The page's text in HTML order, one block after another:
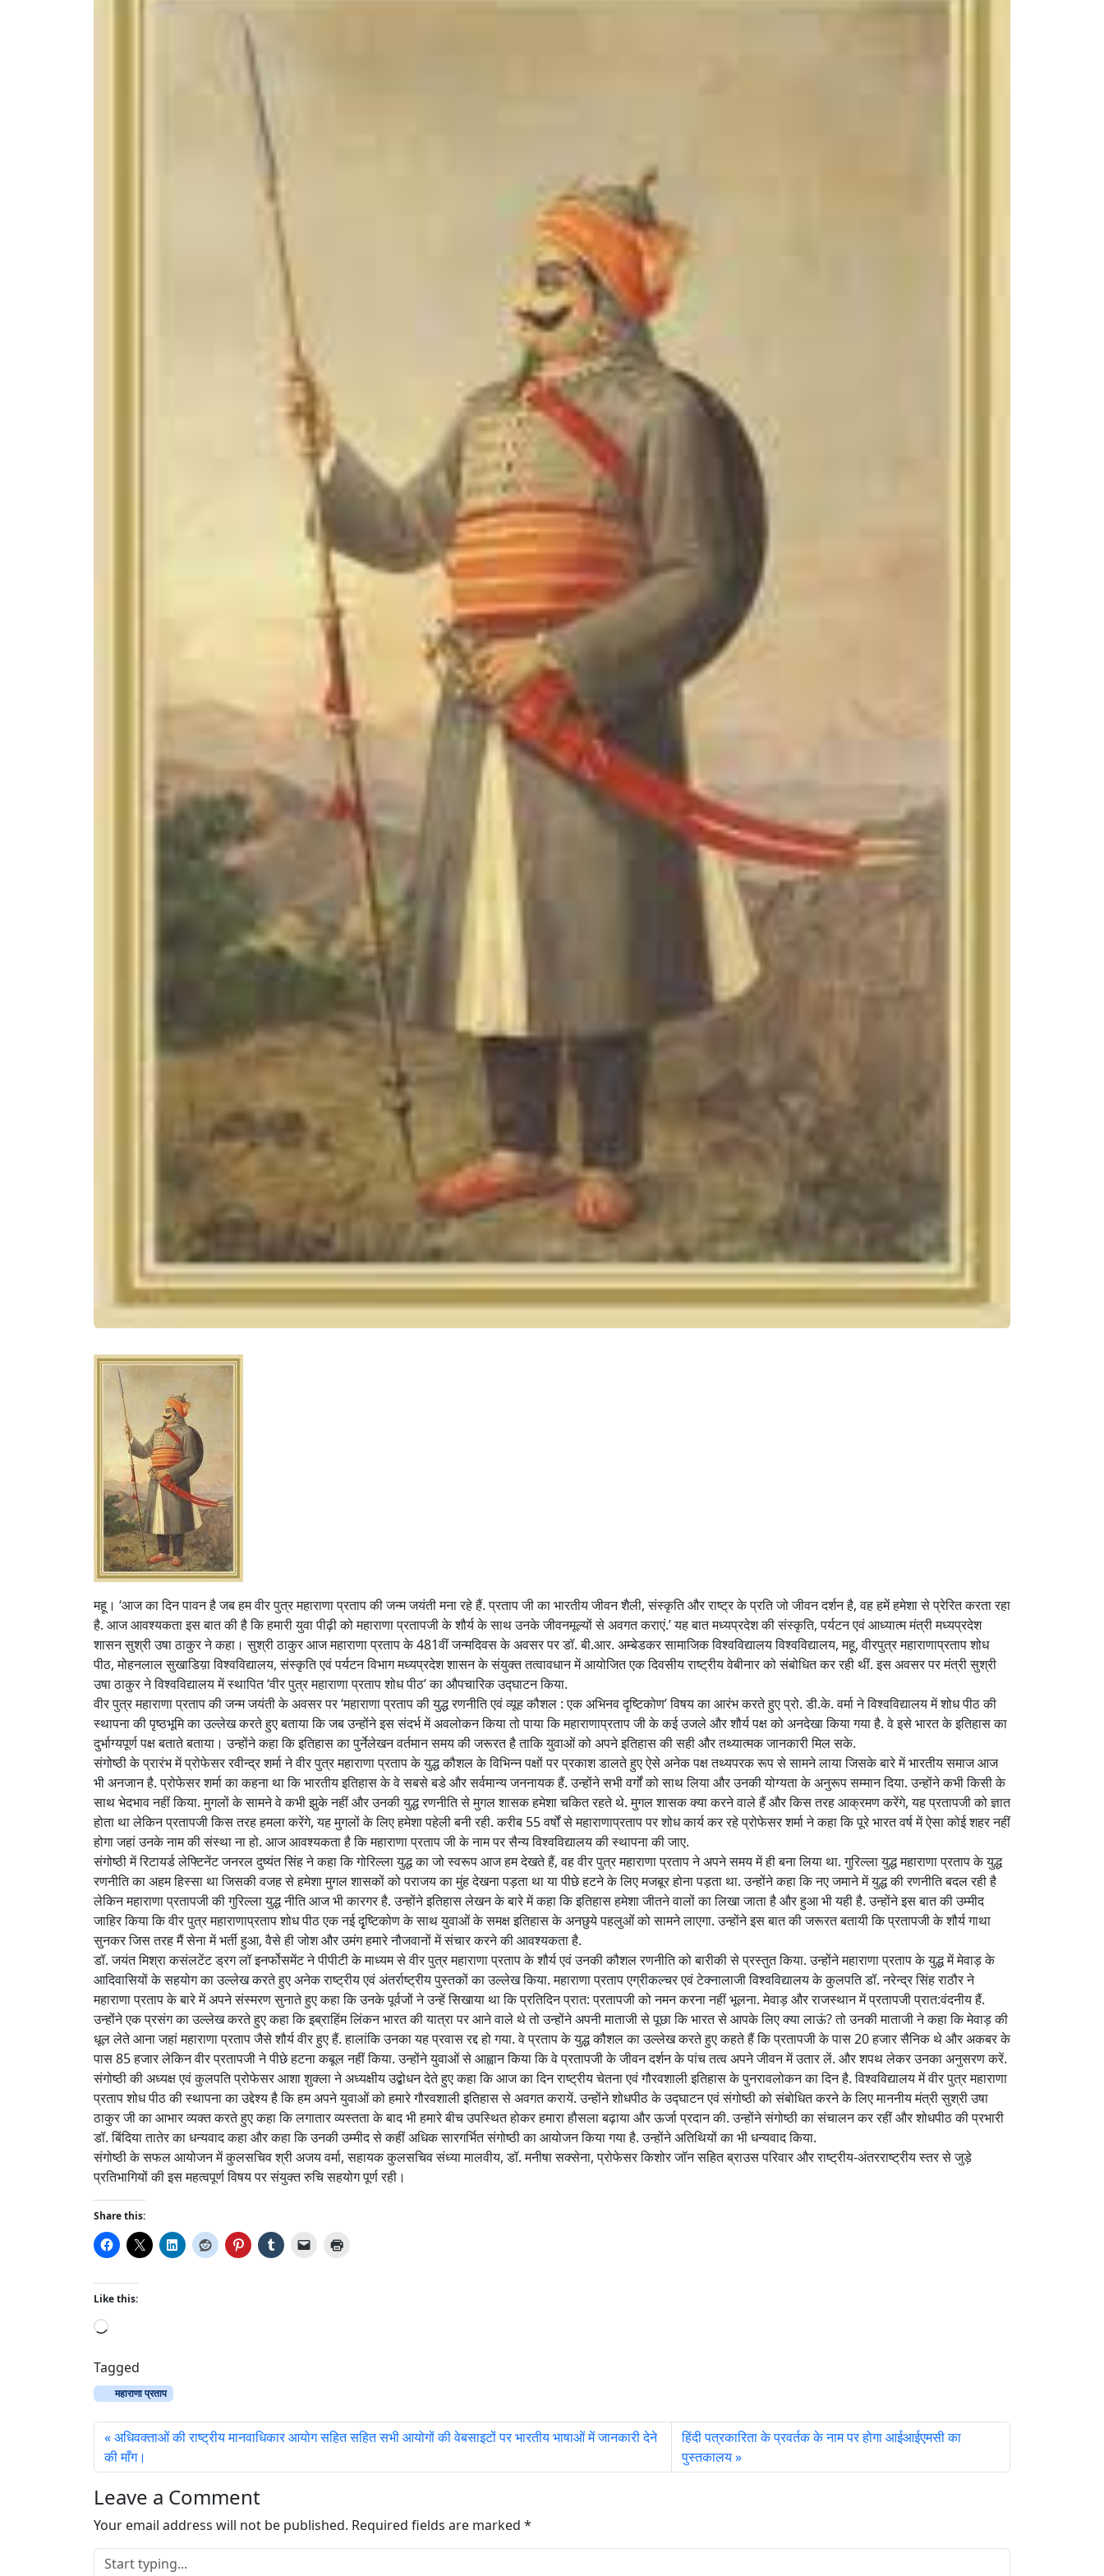
महू। ‘आज का दिन पावन है जब हम वीर पुत्र महाराणा प्रताप की जन्म जयंती मना रहे हैं. प्रताप जी का भारतीय जीवन शैली, संस्कृति और राष्ट्र के प्रति जो जीवन दर्शन है, वह हमें हमेशा से प्रेरित करता रहा
है. आज आवश्यकता इस बात की है कि हमारी युवा पीढ़ी को महाराणा प्रतापजी के शौर्य के साथ उनके जीवनमूल्यों से अवगत कराएं.’ यह बात मध्यप्रदेश की संस्कृति, पर्यटन एवं आध्यात्म मंत्री मध्यप्रदेश
शासन सुश्री उषा ठाकुर ने कहा। सुश्री ठाकुर आज महाराणा प्रताप के 481वीं जन्मदिवस के अवसर पर डॉ. बी.आर. अम्बेडकर सामाजिक विश्वविद्यालय विश्वविद्यालय, महू, वीरपुत्र महाराणाप्रताप शोध
पीठ, मोहनलाल सुखाडिय़ा विश्वविद्यालय, संस्कृति एवं पर्यटन विभाग मध्यप्रदेश शासन के संयुक्त तत्वावधान में आयोजित एक दिवसीय राष्ट्रीय वेबीनार को संबोधित कर रही थीं. इस अवसर पर मंत्री सुश्री
उषा ठाकुर ने विश्वविद्यालय में स्थापित ‘वीर पुत्र महाराणा प्रताप शोध पीठ’ का औपचारिक उद्घाटन किया.
वीर पुत्र महाराणा प्रताप की जन्म जयंती के अवसर पर ‘महाराणा प्रताप की युद्ध रणनीति एवं व्यूह कौशल : एक अभिनव दृष्टिकोण’ विषय का आरंभ करते हुए प्रो. डी.के. वर्मा ने विश्वविद्यालय में शोध पीठ की
स्थापना की पृष्ठभूमि का उल्लेख करते हुए बताया कि जब उन्होंने इस संदर्भ में अवलोकन किया तो पाया कि महाराणाप्रताप जी के कई उजले और शौर्य पक्ष को अनदेखा किया गया है. वे इसे भारत के इतिहास का
दुर्भाग्यपूर्ण पक्ष बताते बताया। उन्होंने कहा कि इतिहास का पुर्नेलेखन वर्तमान समय की जरूरत है ताकि युवाओं को अपने इतिहास की सही और तथ्यात्मक जानकारी मिल सके.
संगोष्ठी के प्रारंभ में प्रोफेसर रवीन्द्र शर्मा ने वीर पुत्र महाराणा प्रताप के युद्ध कौशल के विभिन्न पक्षों पर प्रकाश डालते हुए ऐसे अनेक पक्ष तथ्यपरक रूप से सामने लाया जिसके बारे में भारतीय समाज आज
भी अनजान है. प्रोफेसर शर्मा का कहना था कि भारतीय इतिहास के वे सबसे बडे और सर्वमान्य जननायक हैं. उन्होंने सभी वर्गों को साथ लिया और उनकी योग्यता के अनुरूप सम्मान दिया. उन्होंने कभी किसी के
साथ भेदभाव नहीं किया. मुगलों के सामने वे कभी झुके नहीं और उनकी युद्ध रणनीति से मुगल शासक हमेशा चकित रहते थे. मुगल शासक क्या करने वाले हैं और किस तरह आक्रमण करेंगे, यह प्रतापजी को ज्ञात
होता था लेकिन प्रतापजी किस तरह हमला करेंगे, यह मुगलों के लिए हमेशा पहेली बनी रही. करीब 55 वर्षों से महाराणाप्रताप पर शोध कार्य कर रहे प्रोफेसर शर्मा ने कहा कि पूरे भारत वर्ष में ऐसा कोई शहर नहीं
होगा जहां उनके नाम की संस्था ना हो. आज आवश्यकता है कि महाराणा प्रताप जी के नाम पर सैन्य विश्वविद्यालय की स्थापना की जाए.
संगोष्ठी में रिटायर्ड लेफ्टिनेंट जनरल दुष्यंत सिंह ने कहा कि गोरिल्ला युद्ध का जो स्वरूप आज हम देखते हैं, वह वीर पुत्र महाराणा प्रताप ने अपने समय में ही बना लिया था. गुरिल्ला युद्ध महाराणा प्रताप के युद्ध
रणनीति का अहम हिस्सा था जिसकी वजह से हमेशा मुगल शासकों को पराजय का मुंह देखना पड़ता था या पीछे हटने के लिए मजबूर होना पड़ता था. उन्होंने कहा कि नए जमाने में युद्ध की रणनीति बदल रही है
लेकिन महाराणा प्रतापजी की गुरिल्ला युद्ध नीति आज भी कारगर है. उन्होंने इतिहास लेखन के बारे में कहा कि इतिहास हमेशा जीतने वालों का लिखा जाता है और हुआ भी यही है. उन्होंने इस बात की उम्मीद
जाहिर किया कि वीर पुत्र महाराणाप्रताप शोध पीठ एक नई दृृष्टिकोण के साथ युवाओं के समक्ष इतिहास के अनछुये पहलुओंं को सामने लाएगा. उन्होंने इस बात की जरूरत बतायी कि प्रतापजी के शौर्य गाथा
सुनकर जिस तरह मैं सेना में भर्ती हुआ, वैसे ही जोश और उमंग हमारे नौजवानों में संचार करने की आवश्यकता है.
डॉ. जयंत मिश्रा कसंलटेंट ड्रग लॉ इनर्फोसमेंट ने पीपीटी के माध्यम से वीर पुत्र महाराणा प्रताप के शौर्य एवं उनकी कौशल रणनीति को बारीकी से प्रस्तुत किया. उन्होंने महाराणा प्रताप के युद्ध में मेवाड़ के
आदिवासियों के सहयोग का उल्लेख करते हुए अनेक राष्ट्रीय एवं अंतर्राष्ट्रीय पुस्तकों का उल्लेख किया. महाराणा प्रताप एग्रीकल्चर एवं टेक्नालाजी विश्वविद्यालय के कुलपति डॉ. नरेन्द्र सिंह राठौर ने
महाराणा प्रताप के बारे में अपने संस्मरण सुनाते हुए कहा कि उनके पूर्वजों ने उन्हें सिखाया था कि प्रतिदिन प्रात: प्रतापजी को नमन करना नहीं भूलना. मेवाड़ और राजस्थान में प्रतापजी प्रात:वंदनीय हैं.
उन्होंंने एक प्रसंग का उल्लेख करते हुए कहा कि इब्राहिंम लिंकन भारत की यात्रा पर आने वाले थे तो उन्होंने अपनी माताजी से पूछा कि भारत से आपके लिए क्या लाऊं? तो उनकी माताजी ने कहा कि मेवाड़ की
धूल लेते आना जहां महाराणा प्रताप जैसे शौर्य वीर हुए हैं. हालांकि उनका यह प्रवास रद्द हो गया. वे प्रताप के युद्ध कौशल का उल्लेख करते हुए कहते हैं कि प्रतापजी के पास 20 हजार सैनिक थे और अकबर के
पास 85 हजार लेकिन वीर प्रतापजी ने पीछे हटना कबूल नहीं किया. उन्होंने युवाओं से आह्वान किया कि वे प्रतापजी के जीवन दर्शन के पांच तत्व अपने जीवन में उतार लें. और शपथ लेकर उनका अनुसरण करें.
संगोष्ठी की अध्यक्ष एवं कुलपति प्रोफेसर आशा शुक्ला ने अध्यक्षीय उद्बोधन देते हुए कहा कि आज का दिन राष्ट्रीय चेतना एवं गौरवशाली इतिहास के पुनरावलोकन का दिन है. विश्वविद्यालय में वीर पुत्र महाराणा
प्रताप शोध पीठ की स्थापना का उद्देश्य है कि हम अपने युवाओं को हमारे गौरवशाली इतिहास से अवगत करायें. उन्होंने शोधपीठ के उद्घाटन एवं संगोष्ठी को संबोधित करने के लिए माननीय मंत्री सुश्री उषा
ठाकुर जी का आभार व्यक्त करते हुए कहा कि लगातार व्यस्तता के बाद भी हमारे बीच उपस्थित होकर हमारा हौसला बढ़ाया और ऊर्जा प्रदान की. उन्होंने संगोष्ठी का संचालन कर रहीं और शोधपीठ की प्रभारी
डॉ. बिंदिया तातेर का धन्यवाद कहा और कहा कि उनकी उम्मीद से कहीं अधिक सारगर्भित संगोष्ठी का आयोजन किया गया है. उन्होंने अतिथियों का भी धन्यवाद किया.
संगोष्ठी के सफल आयोजन में कुलसचिव श्री अजय वर्मा, सहायक कुलसचिव संध्या मालवीय, डॉ. मनीषा सक्सेना, प्रोफेसर किशोर जॉन सहित ब्राउस परिवार और राष्ट्रीय-अंतरराष्ट्रीय स्तर से जुड़े
प्रतिभागियों की इस महत्वपूर्ण विषय पर संयुक्त रुचि सहयोग पूर्ण रही।
Share this:
Like this:
L
a
d
i
n
g
…
Tagged
महाराणा प्रताप
अधिवक्ताओं की राष्ट्रीय मानवाधिकार आयोग सहित सहित सभी आयोगों की वेबसाइटों पर भारतीय भाषाओं में जानकारी देने
की माँग।
हिंदी पत्रकारिता के प्रवर्तक के नाम पर होगा आईआईएमसी का
पुस्तकालय
Leave a Comment
Your email address will not be published. Required fields are marked *